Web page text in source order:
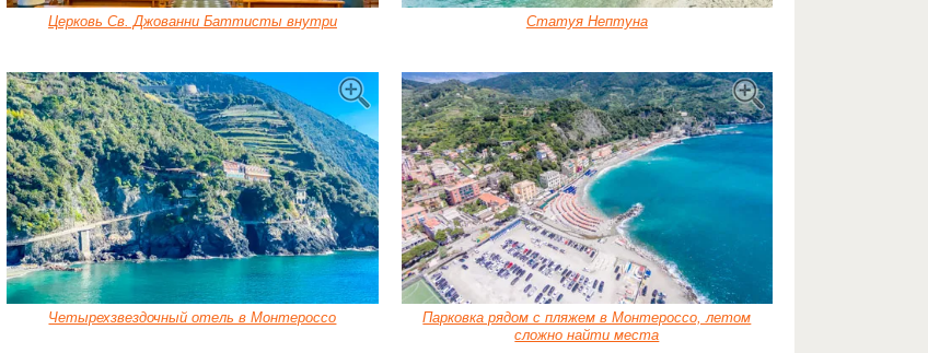
Церковь Св. Джованни Баттисты внутри Статуя Нептуна
Четырехзвездочный отель в Монтероссо
Парковка рядом с пляжем в Монтероссо, летом
сложно найти места